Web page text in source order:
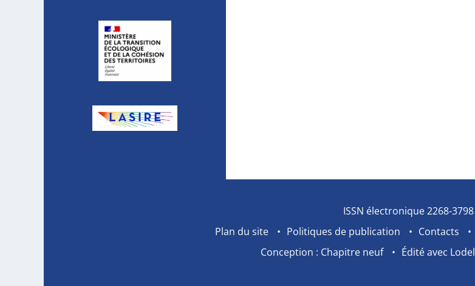
ISSN électronique 2268-3798
Plan du site
Politiques de publication Contacts
Conception : Chapitre neuf
Édité avec Lodel